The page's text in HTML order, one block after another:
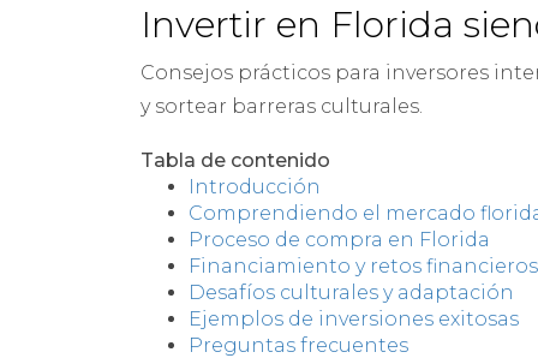
Invertir en Florida
Consejos prácticos para inversores
y sortear barreras culturales.
Tabla de contenido
Introducción
Comprendiendo el mercado
Proceso de compra en Florida
Financiamiento y retos financieros
Desafíos culturales y adaptación
Ejemplos de inversiones exitosas
Preguntas frecuentes